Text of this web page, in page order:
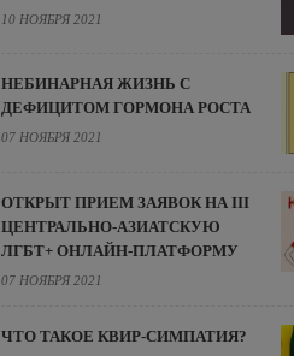
10 НОЯБРЯ 2021
НЕБИНАРНАЯ ЖИЗНЬ С
ДЕФИЦИТОМ ГОРМОНА РОСТА
07 НОЯБРЯ 2021
ОТКРЫТ ПРИЕМ ЗАЯВОК НА III
ЦЕНТРАЛЬНО-АЗИАТСКУЮ
ЛГБТ+ ОНЛАЙН-ПЛАТФОРМУ
07 НОЯБРЯ 2021
ЧТО ТАКОЕ КВИР-СИМПАТИЯ?